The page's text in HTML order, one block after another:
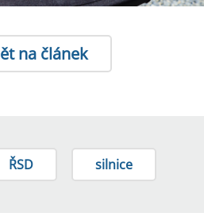
na článek
ŘSD silnice